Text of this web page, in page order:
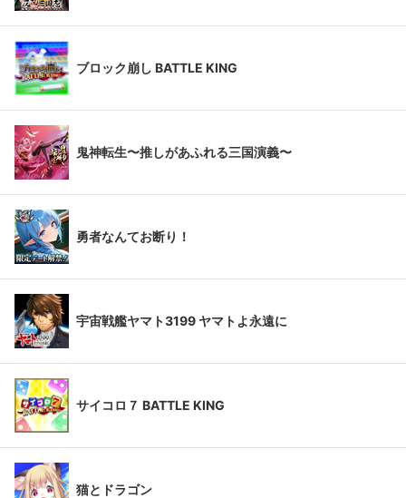
ブロック崩し BATTLE KING
鬼神転生〜推しがあふれる三国演義〜
勇者なんてお断り！
宇宙戦艦ヤマト3199 ヤマトよ永遠に
サイコロ７ BATTLE KING
猫とドラゴン